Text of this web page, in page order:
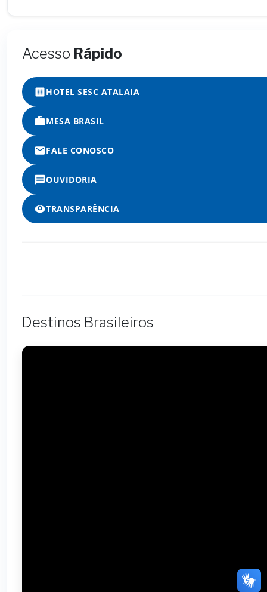
Acesso Rápido
HOTEL SESC ATALAIA
MESA BRASIL
FALE CONOSCO
OUVIDORIA
TRANSPARÊNCIA
Destinos Brasileiros